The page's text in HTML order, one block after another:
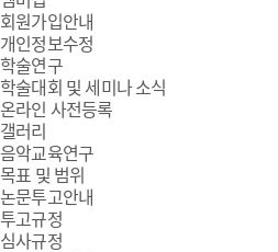
회원가입안내
개인정보수정
학술연구
학술대회 및 세미나 소식
온라인 사전등록
갤러리
음악교육연구
목표 및 범위
논문투고안내
투고규정
심사규정